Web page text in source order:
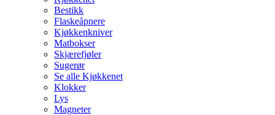
Bestikk
Flaskeåpnere
Kjøkkenkniver
Matbokser
Skjærefjøler
Sugerør
Se alle Kjøkkenet
Klokker
Lys
Magneter